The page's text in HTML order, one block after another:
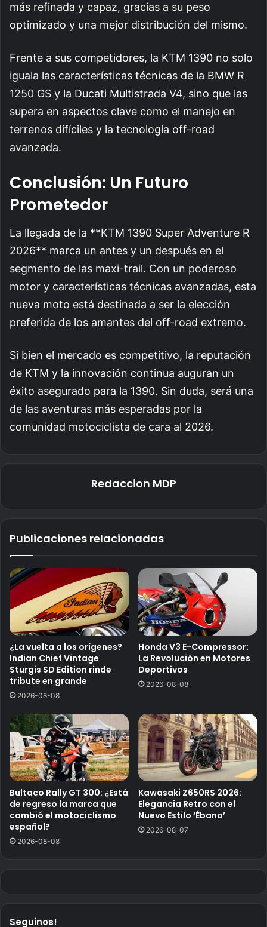
más refinada y capaz, gracias a su peso
optimizado y una mejor distribución del mismo.
Frente a sus competidores, la KTM 1390 no solo
iguala las características técnicas de la BMW R
1250 GS y la Ducati Multistrada V4, sino que las
supera en aspectos clave como el manejo en
terrenos difíciles y la tecnología off-road
avanzada.
Conclusión: Un Futuro
Prometedor
La llegada de la **KTM 1390 Super Adventure R
2026** marca un antes y un después en el
segmento de las maxi-trail. Con un poderoso
motor y características técnicas avanzadas, esta
nueva moto está destinada a ser la elección
preferida de los amantes del off-road extremo.
Si bien el mercado es competitivo, la reputación
de KTM y la innovación continua auguran un
éxito asegurado para la 1390. Sin duda, será una
de las aventuras más esperadas por la
comunidad motociclista de cara al 2026.
Redaccion MDP
Publicaciones relacionadas
¿La vuelta a los orígenes?
Indian Chief Vintage
Sturgis SD Edition rinde
tribute en grande
2026-08-08
Honda V3 E-Compressor:
La Revolución en Motores
Deportivos
2026-08-08
Bultaco Rally GT 300: ¿Está
de regreso la marca que
cambió el motociclismo
español?
2026-08-08
Kawasaki Z650RS 2026:
Elegancia Retro con el
Nuevo Estilo ‘Ébano’
2026-08-07
Seguinos!